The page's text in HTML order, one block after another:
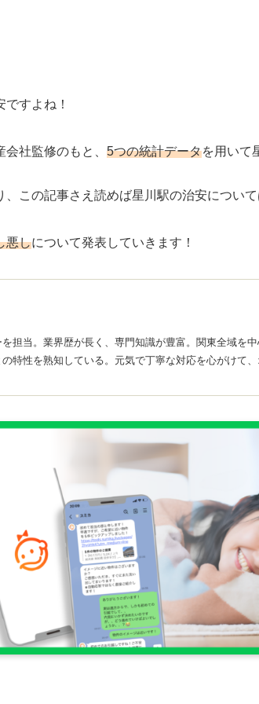
すよね！
社監修のもと、 5つの統計データを用いて
この記事さえ読めば星川駅の治安について
悪しについて発表していきます！
担当。業界歴が長く、専門知識が豊富。関東全域を
特性を熟知している。元気で丁寧な対応を心がけて